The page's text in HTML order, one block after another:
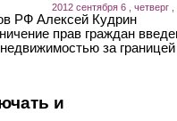
2012 сентября 6 , четверг ,
РФ Алексей Кудрин
прав граждан
за границей
и